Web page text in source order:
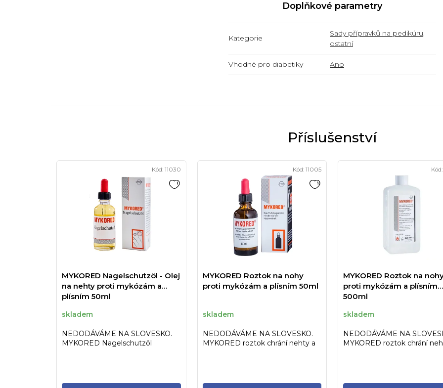
Doplňkové parametry
Kategorie
Sady přípravků na pedikúru,
ostatní
Vhodné pro diabetiky Ano
MYKORED Nagelschutzöl - Olej
na nehty proti mykózám a
plísním 50ml
skladem
NEDODÁVÁME NA SLOVESKO.
MYKORED Nagelschutzöl
Kód: 11030
MYKORED Roztok na nohy
proti mykózám a plísním 50ml
skladem
NEDODÁVÁME NA SLOVESKO.
MYKORED roztok chrání nehty a
Kód: 11005
MYKORED Roztok na
proti mykózám a plísním
500ml
skladem
NEDODÁVÁME NA
MYKORED roztok chrání
Kód: